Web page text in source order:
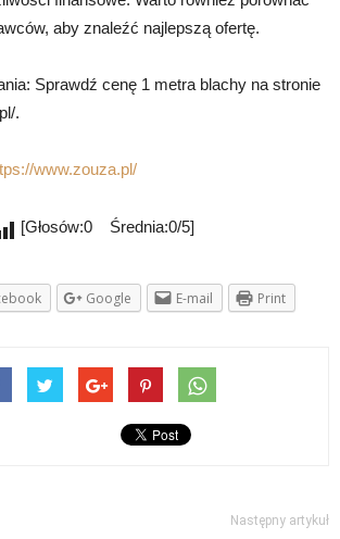
aby znaleźć najlepszą ofertę.
Sprawdź cenę 1 metra blachy na stronie
.
www.zouza.pl/
[Głosów:0 Średnia:0/5]
Google E-mail Print
Następny artykuł